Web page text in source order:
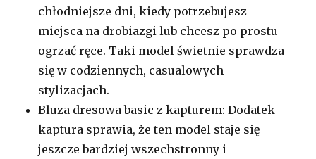
chłodniejsze dni, kiedy potrzebujesz
miejsca na drobiazgi lub chcesz po prostu
ogrzać ręce. Taki model świetnie sprawdza
się w codziennych, casualowych
stylizacjach.
Bluza dresowa basic z kapturem: Dodatek
kaptura sprawia, że ten model staje się
jeszcze bardziej wszechstronny i